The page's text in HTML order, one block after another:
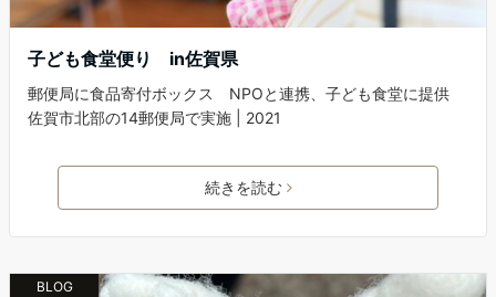
子ども食堂便り in佐賀県
郵便局に食品寄付ボックス NPOと連携、子ども食堂に提供
佐賀市北部の14郵便局で実施 | 2021
続きを読む
BLOG